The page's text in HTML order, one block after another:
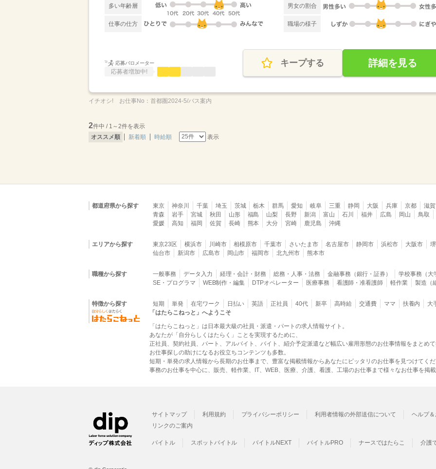
多い年齢層 男女の割合
仕事の仕方 職場の様子
応募バロメーター
応募者増加中!
キープする 詳細を見る
イチオシ! お仕事No： 首都圏2024-5/バス案内
2件中 / 1～2件を表示
オススメ順
新着順 時給順 表示
都道府県から探す 東京 神奈川 千葉 埼玉 茨城 栃木 群馬 愛知 岐阜 三重 静岡 大阪 兵庫 京都
滋賀
青森
岩手 宮城 秋田 山形 福島 山梨 長野 新潟 富山 石川 福井 広島 岡山
鳥取
愛媛
高知 福岡 佐賀 長崎 熊本 大分 宮崎 鹿児島 沖縄
エリアから探す 東京23区 横浜市 川崎市 相模原市 千葉市 さいたま市 名古屋市 静岡市 浜松市 大阪市
仙台市
新潟市 広島市 岡山市 福岡市 北九州市 熊本市
職種から探す 一般事務 データ入力 経理・会計・財務 総務・人事・法務 金融事務（銀行・証券）
学校事務（大
SE・プログラマ
WEB制作・編集 DTPオペレーター 医療事務 看護師・准看護師 軽作業 製造（
特徴から探す 短期 単発 在宅ワーク 日払い 英語 正社員 40代 新卒 高時給 交通費 ママ 扶養内
大
「はたらこねっと」へようこそ
「はたらこねっと」は日本最大級の社員・派遣・パートの求人情報サイト。
あなたが「自分らしくはたらく」ことを実現するために、
正社員、契約社員、パート、アルバイト、バイト、紹介予定派遣など幅広い雇用形態のお仕事情報をまとめ
お仕事探しの助けになるお役立ちコンテンツも多数。
短期・単発の求人情報から長期のお仕事まで、豊富な掲載情報からあなたにピッタリのお仕事を見つけてく
事務のお仕事を中心に、販売、軽作業、IT、WEB、医療、介護、看護、工場のお仕事まで様々なお仕事を掲
サイトマップ 利用規約 プライバシーポリシー 利用者情報の外部送信について
ヘルプ
リンクのご案内
バイトル スポットバイトル バイトルNEXT バイトルPRO ナースではたらこ 介護